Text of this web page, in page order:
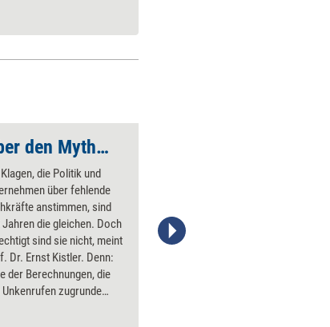
Prof. Dr. Ernst Kistler über den Mythos Fachkräftemangel
die Politik und
über fehlende
anstimmen, sind
Jahren die gleichen. Doch
sind sie nicht, meint
Dr. Ernst Kistler. Denn:
der Berechnungen, die
Unkenrufen zugrunde
Manuela Kordel/trainerkoffer.de